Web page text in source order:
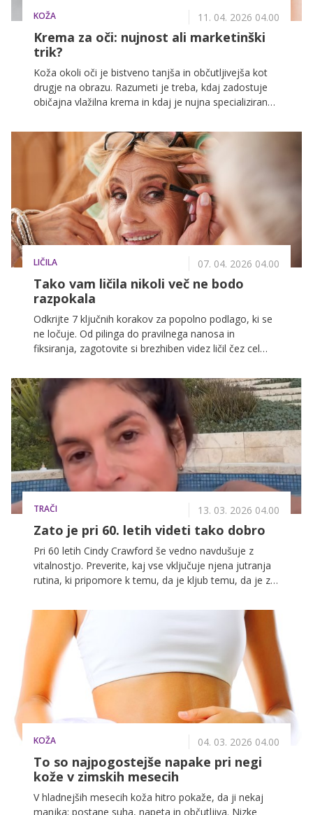
KOŽA 11. 04. 2026 04.00
Krema za oči: nujnost ali marketinški
trik?
Koža okoli oči je bistveno tanjša in občutljivejša kot
drugje na obrazu. Razumeti je treba, kdaj zadostuje
običajna vlažilna krema in kdaj je nujna specializirana
peptidi in hialuronska kislina, ter kako jo pravilno
nanesti.
LIČILA 07. 04. 2026 04.00
Tako vam ličila nikoli več ne bodo
razpokala
Odkrijte 7 ključnih korakov za popolno podlago, ki se
ne ločuje. Od pilinga do pravilnega nanosa in
fiksiranja, zagotovite si brezhiben videz ličil čez cel
TRAČI 13. 03. 2026 04.00
Zato je pri 60. letih videti tako dobro
Pri 60 letih Cindy Crawford še vedno navdušuje z
vitalnostjo. Preverite, kaj vse vključuje njena jutranja
rutina, ki pripomore k temu, da je kljub temu, da je za
dobro.
KOŽA 04. 03. 2026 04.00
To so najpogostejše napake pri negi
kože v zimskih mesecih
V hladnejših mesecih koža hitro pokaže, da ji nekaj
manjka; postane suha, napeta in občutljiva. Nizke